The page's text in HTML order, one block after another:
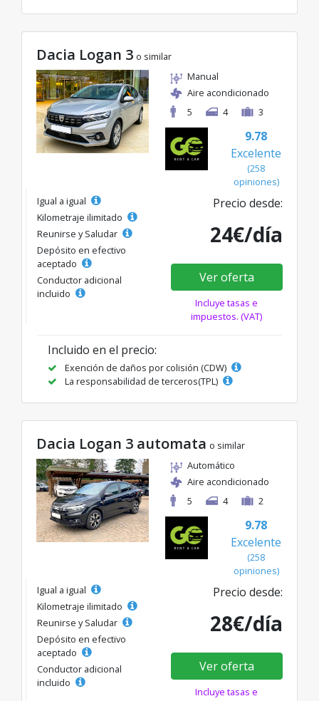
Dacia Logan 3 o similar
Manual
Aire acondicionado
5
4 3
9.78
Excelente
(258
opiniones)
Igual a igual
Kilometraje ilimitado
Reunirse y Saludar
Depósito en efectivo
aceptado
Conductor adicional
incluido
Precio desde:
24€/día
Ver oferta
Incluye tasas e
impuestos. (VAT)
Incluido en el precio:
Exención de daños por colisión (CDW)
La responsabilidad de terceros(TPL)
Dacia Logan 3 automata o similar
Automático
Aire acondicionado
5
4 2
9.78
Excelente
(258
opiniones)
Igual a igual
Kilometraje ilimitado
Reunirse y Saludar
Depósito en efectivo
aceptado
Conductor adicional
incluido
Precio desde:
28€/día
Ver oferta
Incluye tasas e